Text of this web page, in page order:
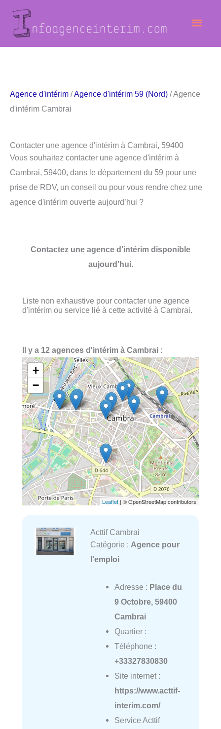
contenu
Agence d'intérim /Agence d'intérim 59 (Nord) / Agence
d'intérim Cambrai
Contacter une agence d'intérim à Cambrai, 59400
Vous souhaitez contacter une agence d'intérim à
Cambrai, 59400, dans le département du 59 pour une
prise de RDV, un conseil ou pour vous rendre chez une
agence d'intérim ouverte aujourd’hui ?
Contactez une agence d'intérim disponible
aujourd’hui.
Liste non exhaustive pour contacter une agence
d'intérim ou service lié à cette activité à Cambrai.
Il y a 12 agences d'intérim à Cambrai :
+
−
Leaflet | © OpenStreetMap contributors
Acttif Cambrai
Catégorie : Agence pour
l'emploi
Adresse : Place du
9 Octobre, 59400
Cambrai
Quartier :
Téléphone :
+33327830830
Site internet :
https://www.acttif-
interim.com/
Service Acttif